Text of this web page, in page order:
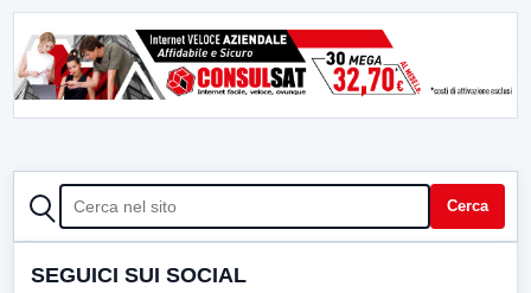
CERCA Cerca
SEGUICI SUI SOCIAL